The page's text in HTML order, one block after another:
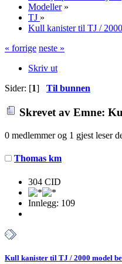
Modeller»
TJ »
Kull kanister til TJ /
« forrige neste »
Skriv ut
Sider: [1] Til bunnen
Skrevet av Emne:
0 medlemmer og 1 gjest leser
Thomas km
304 CID
Innlegg: 109
Kull kanister til TJ / 2000 model